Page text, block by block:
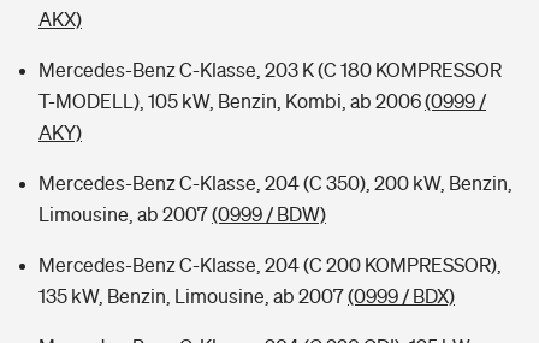
AKX)
Mercedes-Benz C-Klasse, 203 K (C 180 KOMPRESSOR
T-MODELL), 105 kW, Benzin, Kombi, ab 2006(0999 /
AKY)
Mercedes-Benz C-Klasse, 204 (C 350), 200 kW, Benzin,
Limousine, ab 2007(0999 / BDW)
Mercedes-Benz C-Klasse, 204 (C 200 KOMPRESSOR),
135 kW, Benzin, Limousine, ab 2007(0999 / BDX)